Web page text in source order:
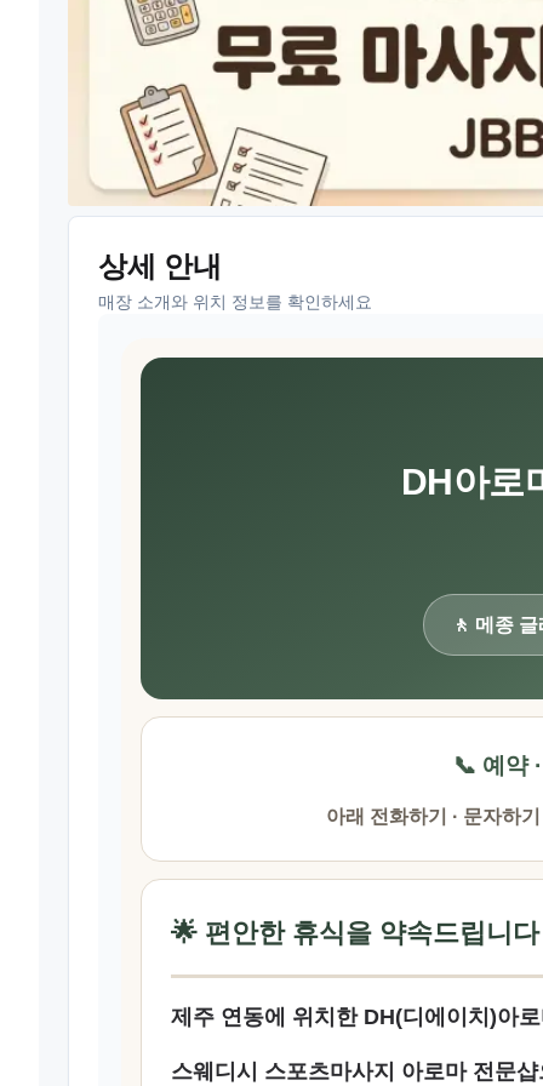
상세 안내
매장 소개와 위치 정보를 확인하세요
DH아로
🚶 메종
📞 예약
아래 전화하기 · 문자하
🌟 편안한 휴식을 약속드립니다
제주 연동에 위치한 DH(디에이치)아
스웨디시 스포츠마사지 아로마 전문